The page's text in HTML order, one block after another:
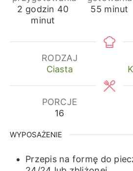
2 godziny
godzin 40minuty
minut
55minuty
minut
RODZAJ
Ciasta
PORCJE
16
WYPOSAŻENIE
Przepis na formę do